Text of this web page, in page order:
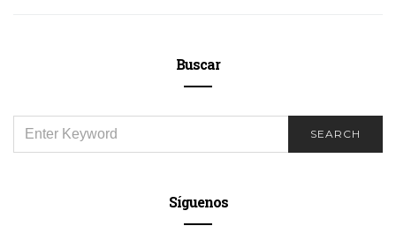
Buscar
FOR:
SEARCH
Síguenos